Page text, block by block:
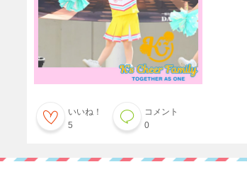
いいね！
5
コメント
0